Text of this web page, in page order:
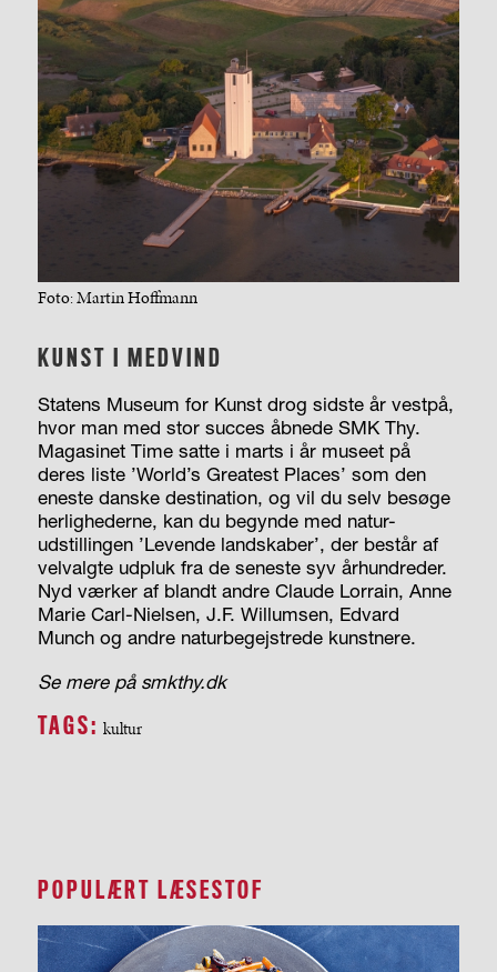
Foto: Martin Hoffmann
KUNST I MEDVIND
Statens Museum for Kunst drog sidste år vestpå,
hvor man med stor succes åbnede SMK Thy.
Magasinet Time satte i marts i år museet på
deres liste ’World’s Greatest Places’ som den
eneste danske destination, og vil du selv besøge
herlighederne, kan du begynde med natur-
udstillingen ’Levende landskaber’, der består af
velvalgte udpluk fra de seneste syv århundreder.
Nyd værker af blandt andre Claude Lorrain, Anne
Marie Carl-Nielsen, J.F. Willumsen, Edvard
Munch og andre naturbegejstrede kunstnere.
Se mere på smkthy.dk
TAGS: kultur
POPULÆRT LÆSESTOF